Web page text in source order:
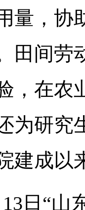
量，协
田间劳
，在农
为研究
建成以
13日“